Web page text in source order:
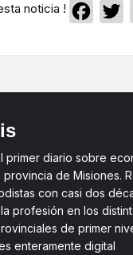
noticia !
primer diario sobre
de Misiones.
con casi dos
profesión en los
de primer
enteramente digital